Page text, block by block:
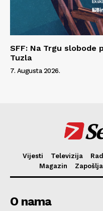
SFF: Na Trgu slobode
Tuzla
7. Augusta 2026.
Vijesti Televizija
Magazin
O nama